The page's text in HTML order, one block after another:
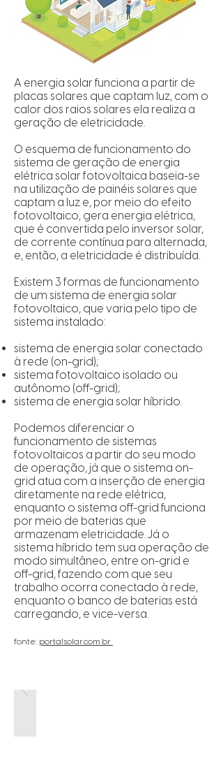
A energia solar funciona a partir de
placas solares que captam luz, com o
calor dos raios solares ela realiza a
geração de eletricidade.
O esquema de funcionamento do
sistema de geração de energia
elétrica solar fotovoltaica baseia-se
na utilização de painéis solares que
captam a luz e, por meio do efeito
fotovoltaico, gera energia elétrica,
que é convertida pelo inversor solar,
de corrente contínua para alternada,
e, então, a eletricidade é distribuída.
Existem 3 formas de funcionamento
de um sistema de energia solar
fotovoltaico, que varia pelo tipo de
sistema instalado:
sistema de energia solar conectado
à rede (on-grid);
sistema fotovoltaico isolado ou
autônomo (off-grid);
sistema de energia solar híbrido.
Podemos diferenciar o
funcionamento de sistemas
fotovoltaicos a partir do seu modo
de operação, já que o sistema on-
grid atua com a inserção de energia
diretamente na rede elétrica,
enquanto o sistema off-grid funciona
por meio de baterias que
armazenam eletricidade. Já o
sistema híbrido tem sua operação de
modo simultâneo, entre on-grid e
off-grid, fazendo com que seu
trabalho ocorra conectado à rede,
enquanto o banco de baterias está
carregando, e vice-versa.
fonte: portalsolar.com.br